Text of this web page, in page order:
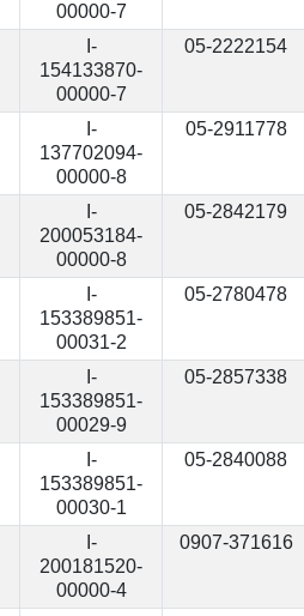
00000-7
I-
154133870-
00000-7
05-2222154
I-
137702094-
00000-8
05-2911778
I-
200053184-
00000-8
05-2842179
I-
153389851-
00031-2
05-2780478
I-
153389851-
00029-9
05-2857338
I-
153389851-
00030-1
05-2840088
I-
200181520-
00000-4
0907-371616